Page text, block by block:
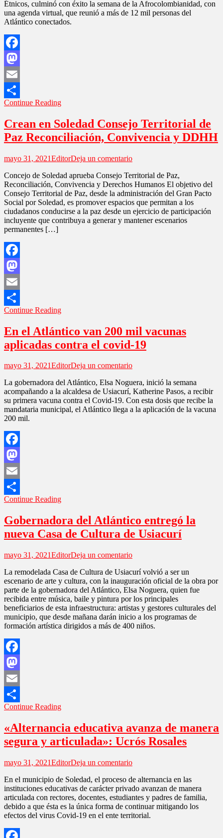
atlanticenses
se
Étnicos, culminó con éxito la semana de la Afrocolombianidad, con
una agenda virtual, que reunió a más de 12 mil personas del
Atlántico conectados.
Facebook
Mastodon
Email
Compartir
Continue Reading
Crean en Soledad Consejo Territorial de
Paz Reconciliación, Convivencia y DDHH
mayo 31, 2021EditorDeja un comentarioen
en
Soledad
Consejo
Territorial
de
Paz
Concejo de Soledad aprueba Consejo Territorial de Paz,
Reconciliación, Convivencia y Derechos Humanos El objetivo del
Consejo Territorial de Paz, desde la administración del Gran Pacto
Social por Soledad, es promover espacios que permitan a los
ciudadanos conducirse a la paz desde un ejercicio de participación
incluyente que contribuya a generar y mantener escenarios
permanentes […]
Facebook
Mastodon
Email
Compartir
Continue Reading
En el Atlántico van 200 mil vacunas
aplicadas contra el covid-19
mayo 31, 2021EditorDeja un comentarioen
el
Atlántico
van
200
La gobernadora del Atlántico, Elsa Noguera, inició la semana
acompañando a la alcaldesa de Usiacurí, Katherine Pasos, a recibir
su primera vacuna contra el Covid-19. Con esta dosis que recibe la
mandataria municipal, el Atlántico llega a la aplicación de la vacuna
200 mil.
Facebook
Mastodon
Email
Compartir
Continue Reading
Gobernadora del Atlántico entregó la
nueva Casa de Cultura de Usiacurí
mayo 31, 2021EditorDeja un comentarioen
del
Atlántico
entregó
la
nueva
Casa
de
La remodelada Casa de Cultura de Usiacurí volvió a ser un
escenario de arte y cultura, con la inauguración oficial de la obra por
parte de la gobernadora del Atlántico, Elsa Noguera, quien fue
recibida entre música, baile y pintura por los principales
beneficiarios de esta infraestructura: artistas y gestores culturales del
municipio, que desde mañana darán inicio a los programas de
formación artística dirigidos a más de 400 niños.
Facebook
Mastodon
Email
Compartir
Continue Reading
«Alternancia educativa avanza de manera
segura y articulada»: Ucrós Rosales
mayo 31, 2021EditorDeja un comentarioen
educativa
avanza
de
manera
segura
En el municipio de Soledad, el proceso de alternancia en las
instituciones educativas de carácter privado avanzan de manera
articulada con rectores, docentes, estudiantes y padres de familia,
debido a que ésta es la única forma de continuar mitigando los
efectos del virus Covid-19 en el ente territorial.